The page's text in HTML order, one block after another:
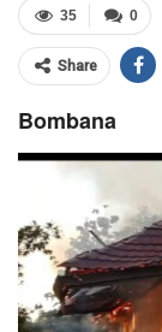
0
35
Share
Bombana